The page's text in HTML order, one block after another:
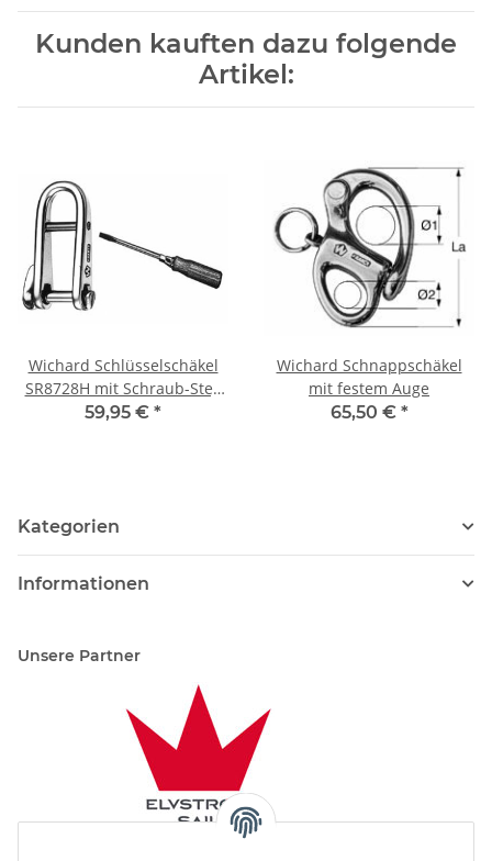
Kunden kauften dazu folgende
Artikel:
Wichard Schlüsselschäkel
SR8728H mit Schraub-Steg
und "HR"-Bolzen
59,95 € *
Wichard Schnappschäkel
mit festem Auge
65,50 € *
Kategorien
Informationen
Unsere Partner